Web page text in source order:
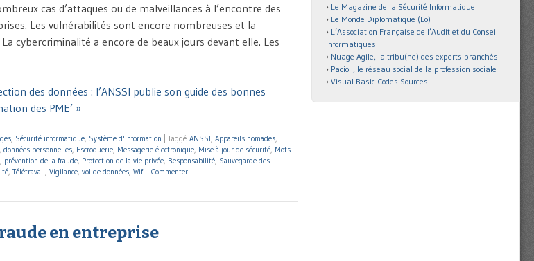
cas d’attaques ou de malveillances à l’encontre des
Les vulnérabilités sont encore nombreuses et la
cybercriminalité a encore de beaux jours devant elle. Les
des données : l’ANSSI publie son guide des bonnes
des PME’ »
, Sécurité informatique, Système d'information Taggé ANSSI, Appareils nomades,
, données personnelles, Escroquerie, Messagerie électronique, Mise à jour de sécurité, Mots
, prévention de la fraude, Protection de la vie privée, Responsabilité, Sauvegarde des
, Télétravail, Vigilance, vol de données, Wifi Commenter
en entreprise
Le Magazine de la Sécurité Informatique
Le Monde Diplomatique (Eo)
L’Association Française de l’Audit et du Conseil
Informatiques
Nuage Agile, la tribu(ne) des experts branchés
Pacioli, le réseau social de la profession sociale
Visual Basic Codes Sources